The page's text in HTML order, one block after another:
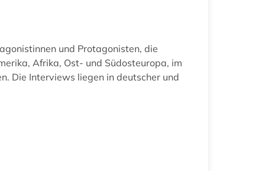
und Protagonisten, die
Afrika, Ost- und Südosteuropa, im
Die Interviews liegen in deutscher und